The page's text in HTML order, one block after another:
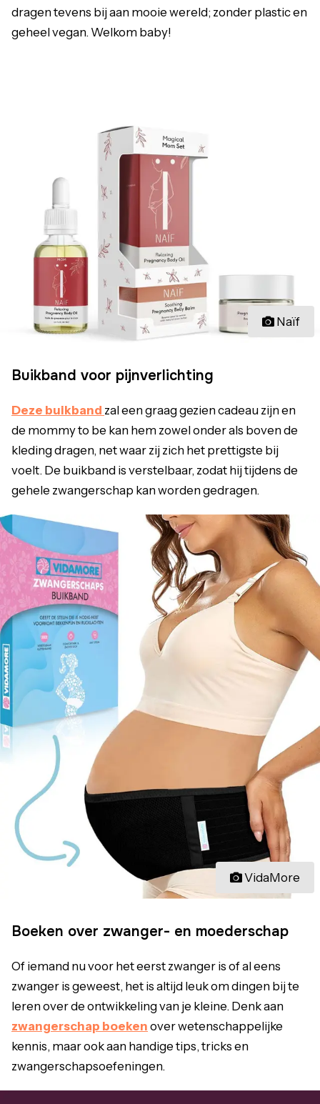
dragen tevens bij aan mooie wereld; zonder plastic en
geheel vegan. Welkom baby!
Naïf
Buikband voor pijnverlichting
Deze buikband zal een graag gezien cadeau zijn en
de mommy to be kan hem zowel onder als boven de
kleding dragen, net waar zij zich het prettigste bij
voelt. De buikband is verstelbaar, zodat hij tijdens de
gehele zwangerschap kan worden gedragen.
VidaMore
Boeken over zwanger- en moederschap
Of iemand nu voor het eerst zwanger is of al eens
zwanger is geweest, het is altijd leuk om dingen bij te
leren over de ontwikkeling van je kleine. Denk aan
zwangerschap boeken over wetenschappelijke
kennis, maar ook aan handige tips, tricks en
zwangerschapsoefeningen.